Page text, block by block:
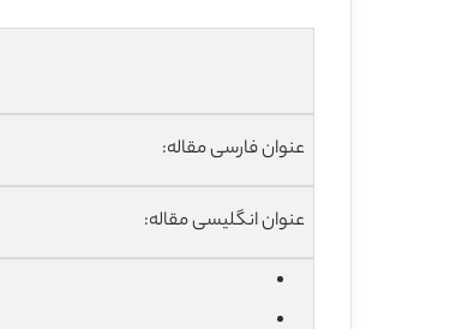
عنوان فارسی مقاله:
عنوان انگلیسی مقاله: